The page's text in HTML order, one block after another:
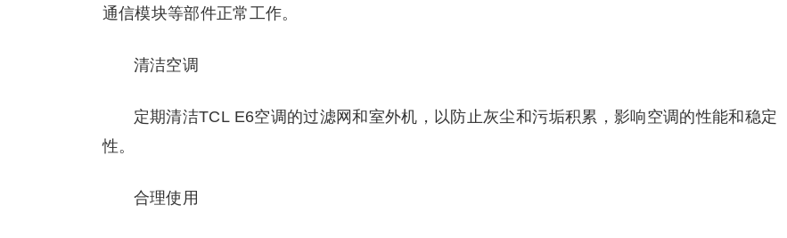
通信模块等部件正常工作。
清洁空调
定期清洁TCL E6空调的过滤网和室外机，以防止灰尘和污垢积累，影响空调的性能和稳定
性。
合理使用